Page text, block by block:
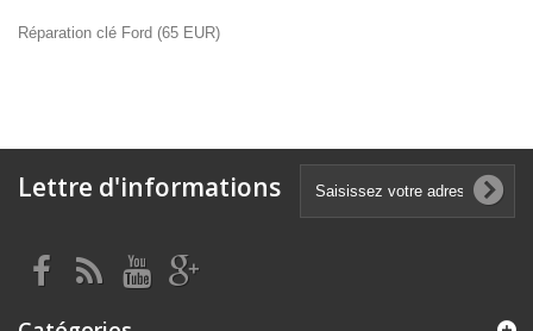
Réparation clé Ford (65 EUR)
Lettre d'informations